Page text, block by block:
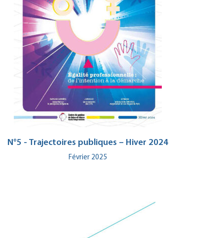
N°5 - Trajectoires publiques – Hiver 2024
Février 2025